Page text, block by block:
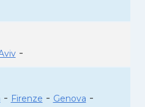
-
- Firenze - Genova -